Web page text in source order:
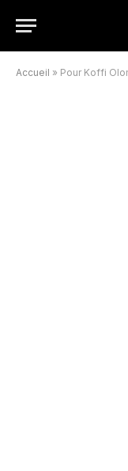
Accueil » Pour Koffi Olomide,